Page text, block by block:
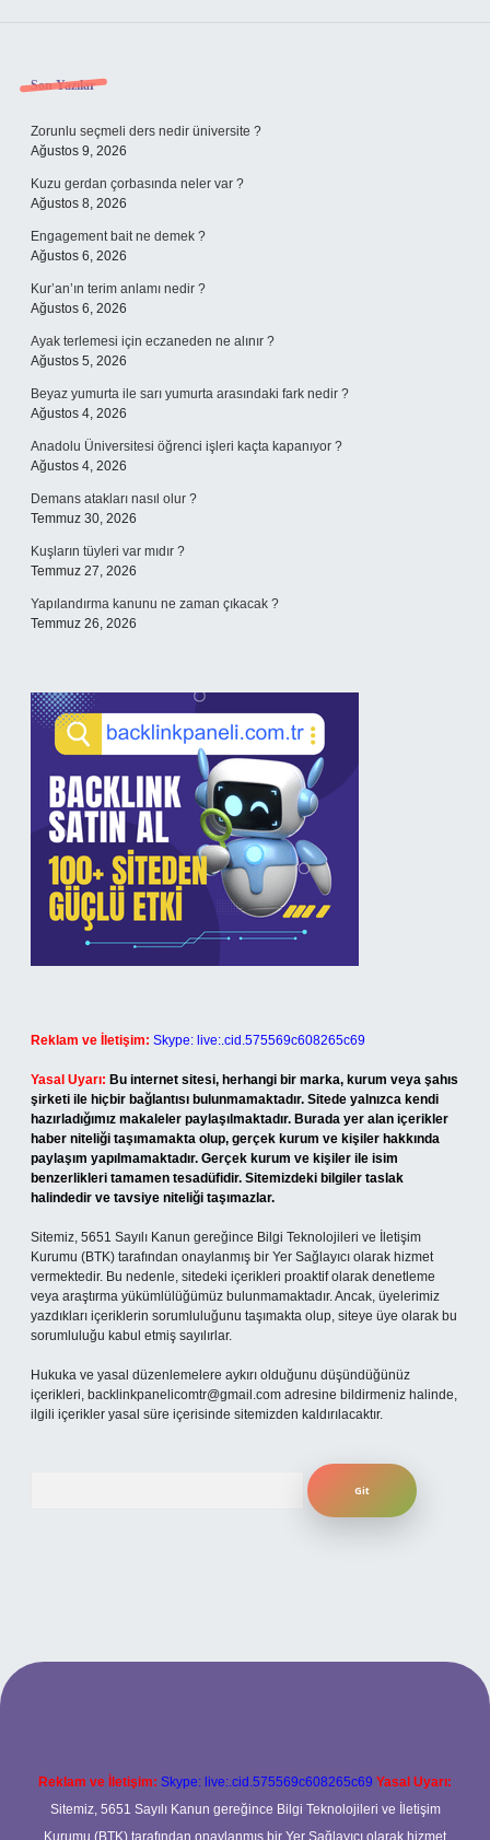
Sidebar
Son Yazılar
Zorunlu seçmeli ders nedir üniversite ?
Ağustos 9, 2026
Kuzu gerdan çorbasında neler var ?
Ağustos 8, 2026
Engagement bait ne demek ?
Ağustos 6, 2026
Kur’an’ın terim anlamı nedir ?
Ağustos 6, 2026
Ayak terlemesi için eczaneden ne alınır ?
Ağustos 5, 2026
Beyaz yumurta ile sarı yumurta arasındaki fark nedir ?
Ağustos 4, 2026
Anadolu Üniversitesi öğrenci işleri kaçta kapanıyor ?
Ağustos 4, 2026
Demans atakları nasıl olur ?
Temmuz 30, 2026
Kuşların tüyleri var mıdır ?
Temmuz 27, 2026
Yapılandırma kanunu ne zaman çıkacak ?
Temmuz 26, 2026
Reklam ve İletişim: Skype: live:.cid.575569c608265c69
Yasal Uyarı: Bu internet sitesi, herhangi bir marka, kurum veya şahıs
şirketi ile hiçbir bağlantısı bulunmamaktadır. Sitede yalnızca kendi
hazırladığımız makaleler paylaşılmaktadır. Burada yer alan içerikler
haber niteliği taşımamakta olup, gerçek kurum ve kişiler hakkında
paylaşım yapılmamaktadır. Gerçek kurum ve kişiler ile isim
benzerlikleri tamamen tesadüfidir. Sitemizdeki bilgiler taslak
halindedir ve tavsiye niteliği taşımazlar.
Sitemiz, 5651 Sayılı Kanun gereğince Bilgi Teknolojileri ve İletişim
Kurumu (BTK) tarafından onaylanmış bir Yer Sağlayıcı olarak hizmet
vermektedir. Bu nedenle, sitedeki içerikleri proaktif olarak denetleme
veya araştırma yükümlülüğümüz bulunmamaktadır. Ancak, üyelerimiz
yazdıkları içeriklerin sorumluluğunu taşımakta olup, siteye üye olarak bu
sorumluluğu kabul etmiş sayılırlar.
Hukuka ve yasal düzenlemelere aykırı olduğunu düşündüğünüz
içerikleri, backlinkpanelicomtr@gmail.com adresine bildirmeniz halinde,
ilgili içerikler yasal süre içerisinde sitemizden kaldırılacaktır.
Reklam ve İletişim: Skype: live:.cid.575569c608265c69 Yasal Uyarı:
Sitemiz, 5651 Sayılı Kanun gereğince Bilgi Teknolojileri ve İletişim
Kurumu (BTK) tarafından onaylanmış bir Yer Sağlayıcı olarak hizmet